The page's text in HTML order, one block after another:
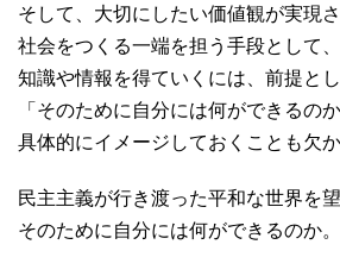
そして、大切にしたい価値観が実現
社会をつくる一端を担う 手段として、
知識や情報を得ていくには、前提とし
「そのために 自分には何ができるの
具体的にイメージしておくことも欠か
民主主義が行き渡った平和な世界を望
そのために自分には何ができるのか。